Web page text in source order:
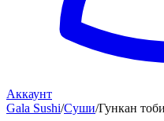
Аккаунт
Gala Sushi/Суши/Гункан